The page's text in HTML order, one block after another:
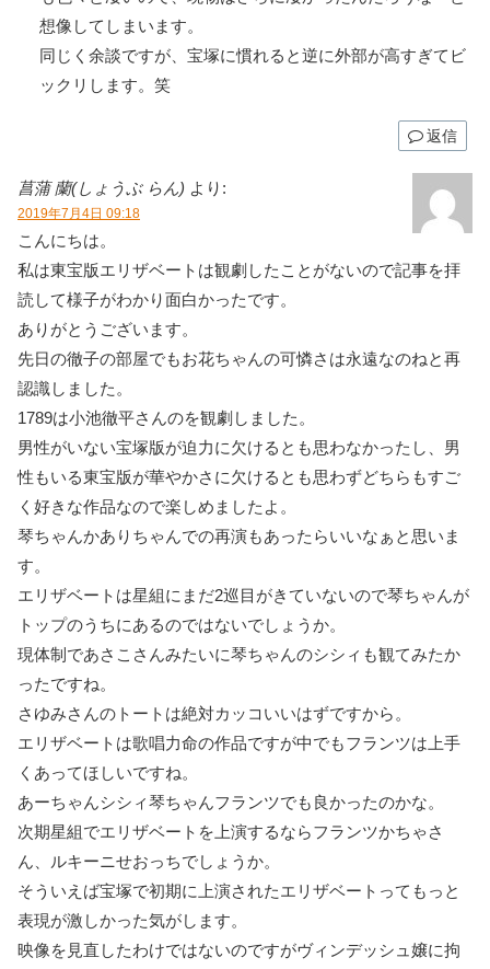
想像してしまいます。
同じく余談ですが、宝塚に慣れると逆に外部が高すぎてビ
ックリします。笑
返信
菖蒲 蘭(しょうぶ らん) より:
2019年7月4日 09:18
こんにちは。
私は東宝版エリザベートは観劇したことがないので記事を拝
読して様子がわかり面白かったです。
ありがとうございます。
先日の徹子の部屋でもお花ちゃんの可憐さは永遠なのねと再
認識しました。
1789は小池徹平さんのを観劇しました。
男性がいない宝塚版が迫力に欠けるとも思わなかったし、男
性もいる東宝版が華やかさに欠けるとも思わずどちらもすご
く好きな作品なので楽しめましたよ。
琴ちゃんかありちゃんでの再演もあったらいいなぁと思いま
す。
エリザベートは星組にまだ2巡目がきていないので琴ちゃんが
トップのうちにあるのではないでしょうか。
現体制であさこさんみたいに琴ちゃんのシシィも観てみたか
ったですね。
さゆみさんのトートは絶対カッコいいはずですから。
エリザベートは歌唱力命の作品ですが中でもフランツは上手
くあってほしいですね。
あーちゃんシシィ琴ちゃんフランツでも良かったのかな。
次期星組でエリザベートを上演するならフランツかちゃさ
ん、ルキーニせおっちでしょうか。
そういえば宝塚で初期に上演されたエリザベートってもっと
表現が激しかった気がします。
映像を見直したわけではないのですがヴィンデッシュ嬢に拘